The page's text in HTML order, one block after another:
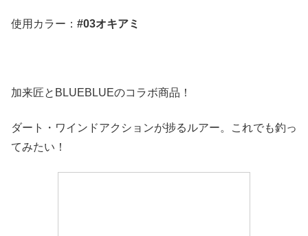
使用カラー： #03オキアミ
加来匠とBLUEBLUEのコラボ商品！
ダート・ワインドアクションが捗るルアー。これでも釣っ
てみたい！